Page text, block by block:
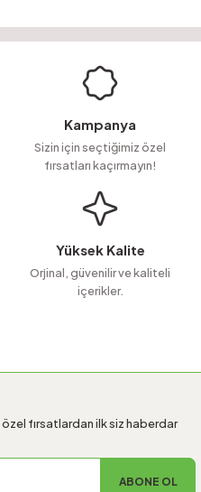
Sor
Kampanya
Sizin için seçtiğimiz özel
fırsatları kaçırmayın!
Yüksek Kalite
Orjinal, güvenilir ve kaliteli
içerikler.
fırsatlardan ilk siz haberdar
ABONE OL